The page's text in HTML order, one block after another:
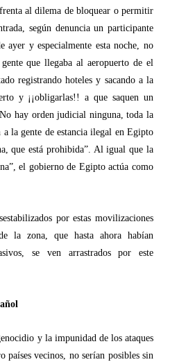
al dilema de bloquear o permitir
según denuncia un participante
ayer y especialmente esta noche, no
que llegaba al aeropuerto de el
registrando hoteles y sacando a la
y ¡¡obligarlas!! a que saquen un
hay orden judicial ninguna, toda la
a la gente de estancia ilegal en Egipto
que está prohibida”. Al igual que la
el gobierno de Egipto actúa como
por estas movilizaciones
la zona, que hasta ahora habían
se ven arrastrados por este
y la impunidad de los ataques
países vecinos, no serían posibles sin